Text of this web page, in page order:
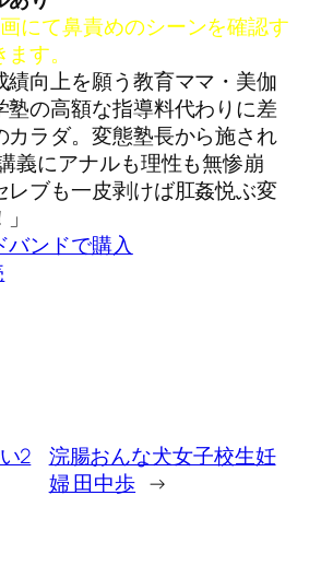
にて鼻責めのシーンを確認す
す。
績向上を願う教育ママ・美伽
塾の高額な指導料代わりに差
カラダ。変態塾長から施され
義にアナルも理性も無惨崩
レブも一皮剥けば肛姦悦ぶ変
バンドで購入
2
浣腸おんな犬女子校生妊
婦 田中歩 →